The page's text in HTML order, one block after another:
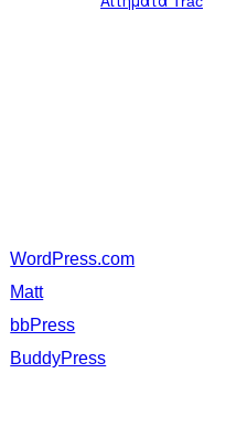
WordPress.com
Matt
bbPress
BuddyPress